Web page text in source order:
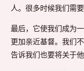
人。很多时候我们需
最后，它使我们成为
更加亲近基督。我们
告诉我们也要将关于